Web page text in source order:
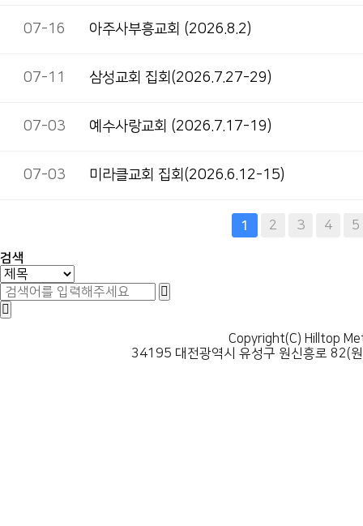
07-16 아주사부흥교회 (2026.8.2)
07-11 삼성교회 집회(2026.7.27-29)
07-03 예수사랑교회 (2026.7.17-19)
07-03 미라클교회 집회(2026.6.12-15)
1 2 3 4 5
검색
Copyright(C) Hilltop
34195 대전광역시 유성구 원신흥로